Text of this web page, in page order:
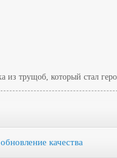
из трущоб, который стал
качества